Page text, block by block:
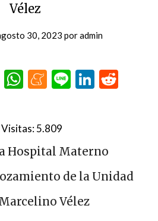
Vélez
30, 2023 poradmin
Pinterest
WhatsApp
Meneame
Line
Visitas:5.809
Hospital Materno
de la Unidad
Vélez